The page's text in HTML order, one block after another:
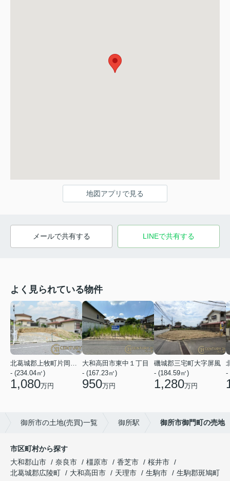
地図アプリで見る
メールで共有する LINEで共有する
よく見られている物件
北葛城郡上牧町片岡台１丁目
- (234.04㎡)
1,080万円
大和高田市東中１丁目
- (167.23㎡)
950万円
磯城郡三宅町大字屏風
- (184.59㎡)
1,280万円
-
御所市の土地(売買)一覧 御所駅 御所市御門町の売地
市区町村から探す
大和郡山市
奈良市 橿原市 香芝市
桜井市
北葛城郡広陵町
大和高田市 天理市 生駒市
生駒郡斑鳩町